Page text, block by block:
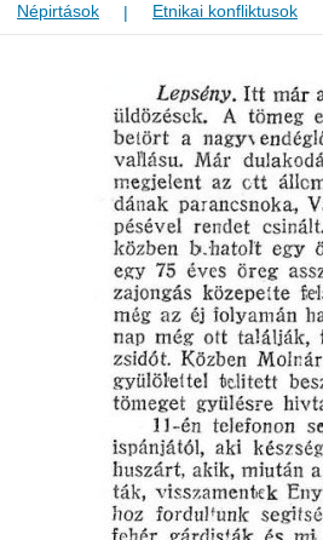
Népirtások | Etnikai konfliktusok